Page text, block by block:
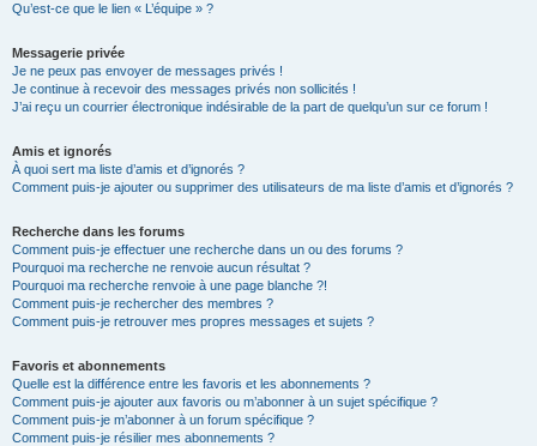
Qu’est-ce que le lien « L’équipe » ?
Messagerie privée
Je ne peux pas envoyer de messages privés !
Je continue à recevoir des messages privés non sollicités !
J’ai reçu un courrier électronique indésirable de la part de quelqu’un sur ce forum !
Amis et ignorés
À quoi sert ma liste d’amis et d’ignorés ?
Comment puis-je ajouter ou supprimer des utilisateurs de ma liste d’amis et d’ignorés ?
Recherche dans les forums
Comment puis-je effectuer une recherche dans un ou des forums ?
Pourquoi ma recherche ne renvoie aucun résultat ?
Pourquoi ma recherche renvoie à une page blanche ?!
Comment puis-je rechercher des membres ?
Comment puis-je retrouver mes propres messages et sujets ?
Favoris et abonnements
Quelle est la différence entre les favoris et les abonnements ?
Comment puis-je ajouter aux favoris ou m’abonner à un sujet spécifique ?
Comment puis-je m’abonner à un forum spécifique ?
Comment puis-je résilier mes abonnements ?